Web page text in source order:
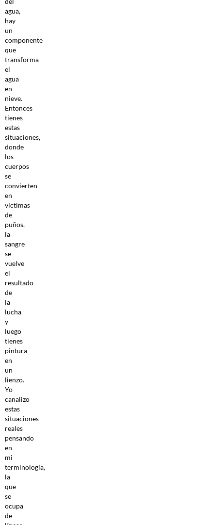
agua,
hay
un
componente
que
transforma
el
agua
en
nieve.
Entonces
tienes
estas
situaciones,
donde
los
cuerpos
se
convierten
en
víctimas
de
puños,
la
sangre
se
vuelve
el
resultado
de
la
lucha
y
luego
tienes
pintura
en
un
lienzo.
Yo
canalizo
estas
situaciones
reales
pensando
en
mi
terminología,
la
que
se
ocupa
de